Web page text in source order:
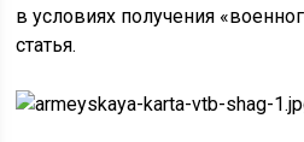
в условиях получения
статья.